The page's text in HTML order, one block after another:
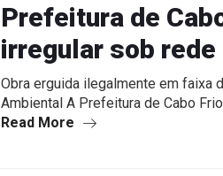
Prefeitura de
irregular sob
Obra erguida ilegalmente em faixa
Ambiental A Prefeitura de Cabo
Read More